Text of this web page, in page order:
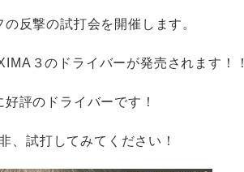
反撃の試打会を開催します。
３のドライバーが発売されます！！
評のドライバーです！
、試打してみてください！